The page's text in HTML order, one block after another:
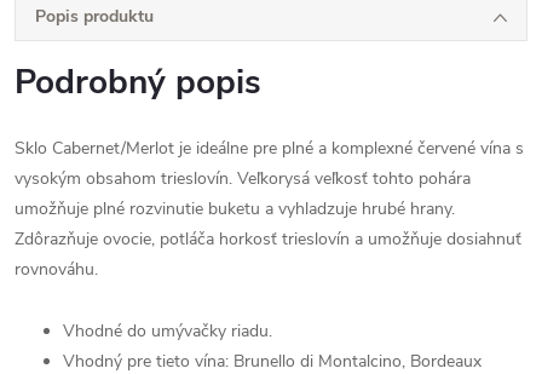
Popis produktu
Podrobný popis
Sklo Cabernet/Merlot je ideálne pre plné a komplexné červené vína s
vysokým obsahom trieslovín. Veľkorysá veľkosť tohto pohára
umožňuje plné rozvinutie buketu a vyhladzuje hrubé hrany.
Zdôrazňuje ovocie, potláča horkosť trieslovín a umožňuje dosiahnuť
rovnováhu.
Vhodné do umývačky riadu.
Vhodný pre tieto vína: Brunello di Montalcino, Bordeaux